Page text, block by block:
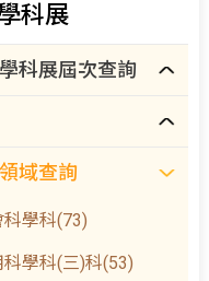
科展
科展屆次查詢
域查詢
科學科(73)
科學科(三)科(53)